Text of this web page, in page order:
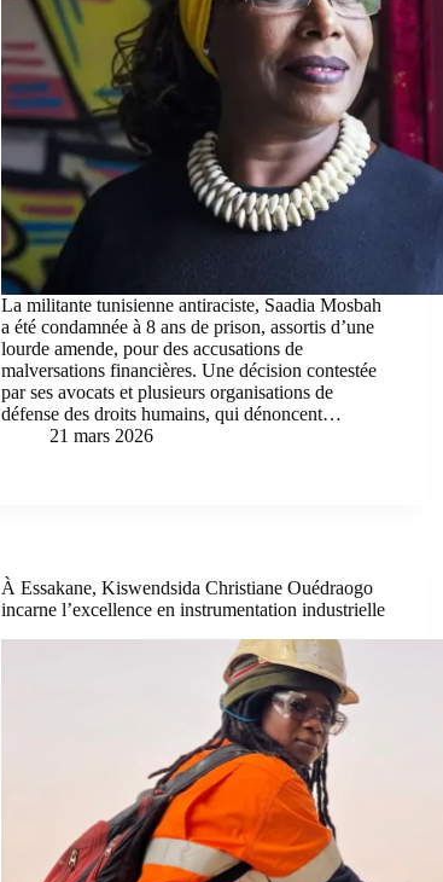
La militante tunisienne antiraciste, Saadia Mosbah
a été condamnée à 8 ans de prison, assortis d’une
lourde amende, pour des accusations de
malversations financières. Une décision contestée
par ses avocats et plusieurs organisations de
défense des droits humains, qui dénoncent…
21 mars 2026
À Essakane, Kiswendsida Christiane Ouédraogo
incarne l’excellence en instrumentation industrielle